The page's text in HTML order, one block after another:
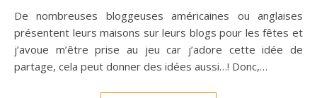
De nombreuses bloggeuses américaines ou anglaises
présentent leurs maisons sur leurs blogs pour les fêtes et
j’avoue m’être prise au jeu car j’adore cette idée de
partage, cela peut donner des idées aussi…! Donc,…